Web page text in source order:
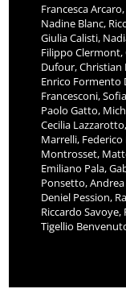
Francesca
Nadine Blanc,
Giulia Calisti,
Filippo Clermont,
Dufour, Christian
Enrico Formento
Francesconi,
Paolo Gatto,
Cecilia
Marrelli,
Montrosset,
Emiliano Pala,
Ponsetto,
Deniel Pession,
Riccardo
Tigellio